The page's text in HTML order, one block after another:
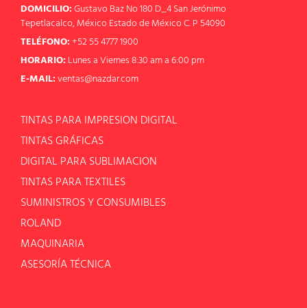
DOMICILIO:Gustavo Baz No 180 D_4 San Jerónimo
Tepetlacalco, México Estado de México C. P 54090
TELÉFONO:+52 55 4777 1900
HORARIO: Lunes a Viernes 8:30 am a 6:00 pm
E-MAIL:ventas@nazdar.com
TINTAS PARA IMPRESION DIGITAL
TINTAS GRÁFICAS
DIGITAL PARA SUBLIMACION
TINTAS PARA TEXTILES
SUMINISTROS Y CONSUMIBLES
ROLAND
MAQUINARIA
ASESORÍA TÉCNICA